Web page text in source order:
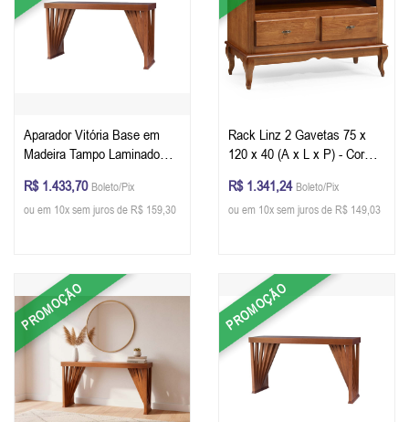
Aparador Vitória Base em
Madeira Tampo Laminado
Pinhão
R$ 1.433,70 Boleto/Pix
ou em 10x sem juros de R$ 159,30
Rack Linz 2 Gavetas 75 x
120 x 40 (A x L x P) - Cor
R$ 1.341,24 Boleto/Pix
ou em 10x sem juros de R$ 149,03
PROMOÇÃO PROMOÇÃO